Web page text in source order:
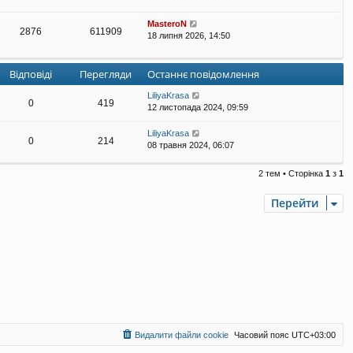
2876 611909
MasteroN
18 липня 2026, 14:50
Відповіді Перегляди Останнє повідомлення
0 419
LiliyaKrasa
12 листопада 2024, 09:59
0 214
LiliyaKrasa
08 травня 2024, 06:07
2 тем • Сторінка 1 з 1
Перейти
Часовий пояс UTC+03:00
Видалити файли cookie